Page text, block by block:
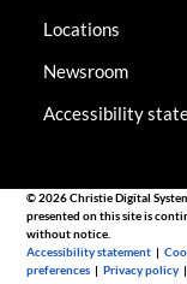
Locations
Newsroom
Accessibility
© 2026 Christie Digital
presented on this site is
without notice.
Accessibility statement |
preferences |Privacy policy